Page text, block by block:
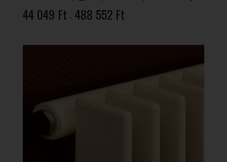
44 049 Ft – 488 552 Ft44
-